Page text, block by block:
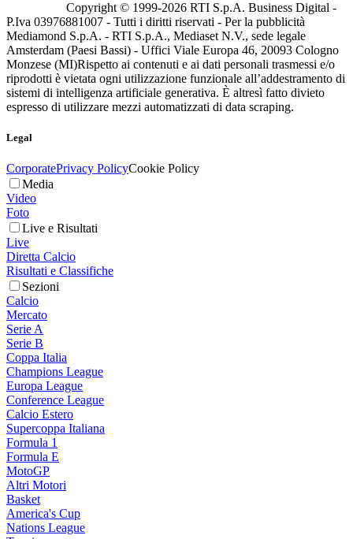
Copyright © 1999-2026 RTI S.p.A. Business Digital -
P.Iva 03976881007 - Tutti i diritti riservati - Per la pubblicità
Mediamond S.p.A. - RTI S.p.A., Mediaset N.V., sede legale
Amsterdam (Paesi Bassi) - Uffici Viale Europa 46, 20093 Cologno
Monzese (MI)Rispetto ai contenuti e ai dati personali trasmessi e/o
riprodotti è vietata ogni utilizzazione funzionale all’addestramento di
sistemi di intelligenza artificiale generativa. È altresì fatto divieto
espresso di utilizzare mezzi automatizzati di data scraping.
Legal
CorporatePrivacy PolicyCookie Policy
Media
Video
Foto
Live e Risultati
Live
Diretta Calcio
Risultati e Classifiche
Sezioni
Calcio
Mercato
Serie A
Serie B
Coppa Italia
Champions League
Europa League
Conference League
Calcio Estero
Supercoppa Italiana
Formula 1
Formula E
MotoGP
Altri Motori
Basket
America's Cup
Nations League